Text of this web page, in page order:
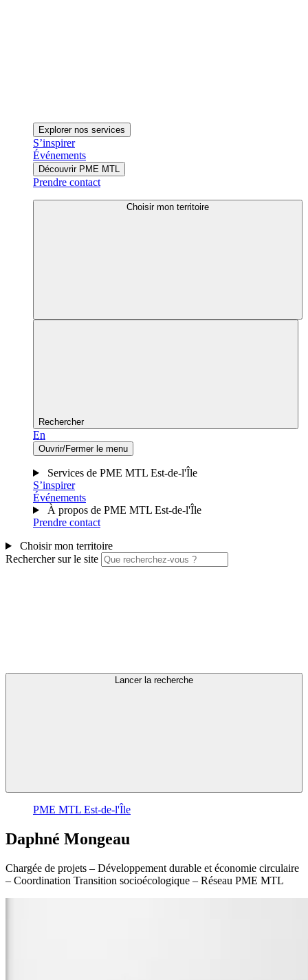
Explorer nos services
S’inspirer
Événements
Découvrir PME MTL
Prendre contact
Choisir mon territoire
Rechercher
En
Ouvrir/Fermer le menu
Services de PME MTL Est-de-l'Île
S’inspirer
Événements
À propos de PME MTL Est-de-l'Île
Prendre contact
Choisir mon territoire
Rechercher sur le site
Lancer la recherche
PME MTL Est-de-l'Île
Daphné Mongeau
Chargée de projets – Développement durable et économie circulaire
– Coordination Transition socioécologique – Réseau PME MTL